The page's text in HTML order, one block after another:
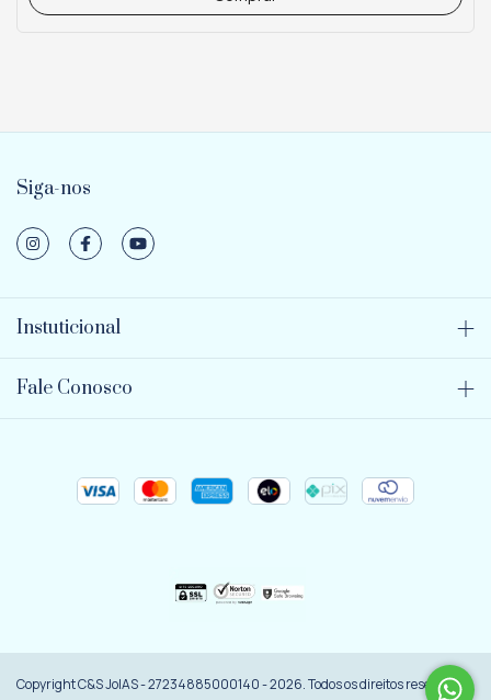
Siga-nos
Instuticional
Fale Conosco
Copyright C&S JoIAS - 27234885000140 - 2026. Todos os direitos reservados.